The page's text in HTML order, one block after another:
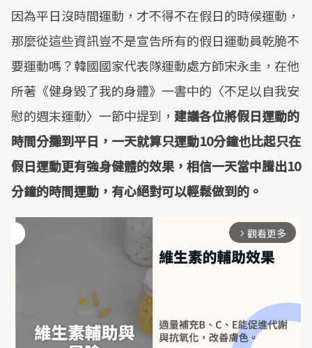
因為平日沒時間運動，才不得不在假日的時候運動，
那麼從這些資訊豈不是宣告所有的假日運動員乾脆不
要運動嗎？韓國國家代表隊運動處方師宋永圭，在他
所著《健身毀了我的身體》一書中的〈不足以自我安
慰的週末運動〉一節中提到， 建議各位將假日運動的
時間分攤到平日，一天就算只運動10分鐘也比起只在
假日運動更有強身健體的效果，相信一天當中騰出10
分鐘的時間運動，有心絕對可以輕鬆做到的。
arrow_forward_ios 觀看更多